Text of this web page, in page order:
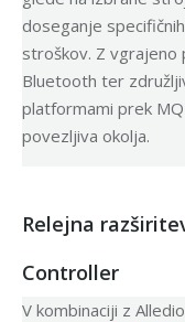
doseganje
stroškov. Z vgrajeno
Bluetooth ter
platformami prek
povezljiva okolja.
Relejna
Controller
V kombinaciji z